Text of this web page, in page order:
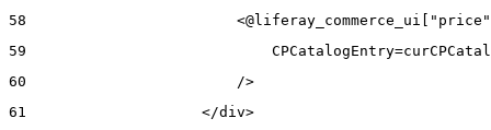
58
59
60
                        />
61
                    </div>